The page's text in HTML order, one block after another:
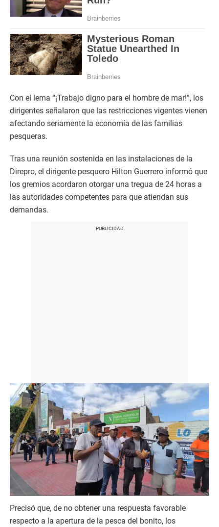
Con el lema “¡Trabajo digno para el hombre de mar!”, los
dirigentes señalaron que las restricciones vigentes vienen
afectando seriamente la economía de las familias
pesqueras.
Tras una reunión sostenida en las instalaciones de la
Direpro, el dirigente pesquero Hilton Guerrero informó que
los gremios acordaron otorgar una tregua de 24 horas a
las autoridades competentes para que atiendan sus
demandas.
Precisó que, de no obtener una respuesta favorable
respecto a la apertura de la pesca del bonito, los